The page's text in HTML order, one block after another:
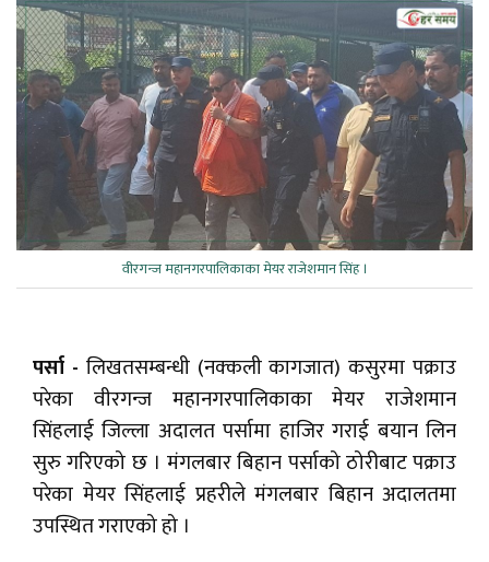
वीरगन्ज महानगरपालिकाका मेयर राजेशमान सिंह ।
पर्सा - लिखतसम्बन्धी (नक्कली कागजात) कसुरमा पक्राउ
परेका वीरगन्ज महानगरपालिकाका मेयर राजेशमान
सिंहलाई जिल्ला अदालत पर्सामा हाजिर गराई बयान लिन
सुरु गरिएको छ । मंगलबार बिहान पर्साको ठोरीबाट पक्राउ
परेका मेयर सिंहलाई प्रहरीले मंगलबार बिहान अदालतमा
उपस्थित गराएको हो ।